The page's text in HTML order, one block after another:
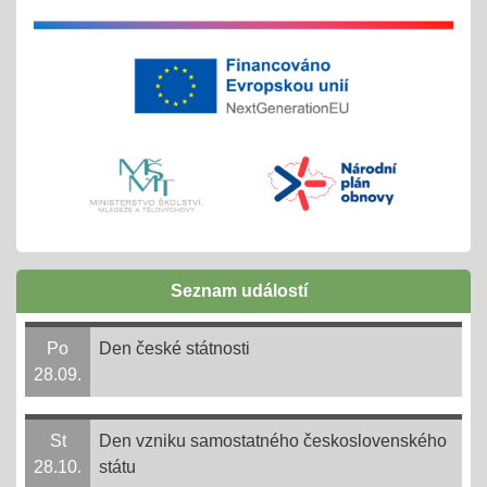
tradiční červnové akce
inovativní vzdělávání
Buďme EKO, buďme FAJN
inov. vzdělávání Šablony II OPJAK
celoškolní projekt
Zápisy do ZŠ pro školní rok 2025/2026
1. - 30. 4. + následně do 31. 8. 2025
online 1. - 11. 4. 2025
14.03.2025
- společně s matematiky jedeme oslavit na UJEP na
počest Ludolfova čísla tento významný den
Seznam událostí
Po
28.09.
Den české státnosti
St
28.10.
Den vzniku samostatného československého
státu